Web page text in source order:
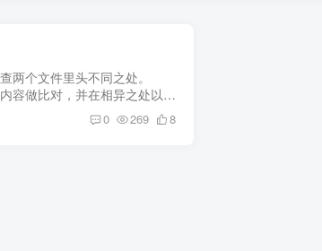
两个文件里头不同之处。
容做比对，并在相异之处以高
达式的文件过滤器允许排除
0 269 8